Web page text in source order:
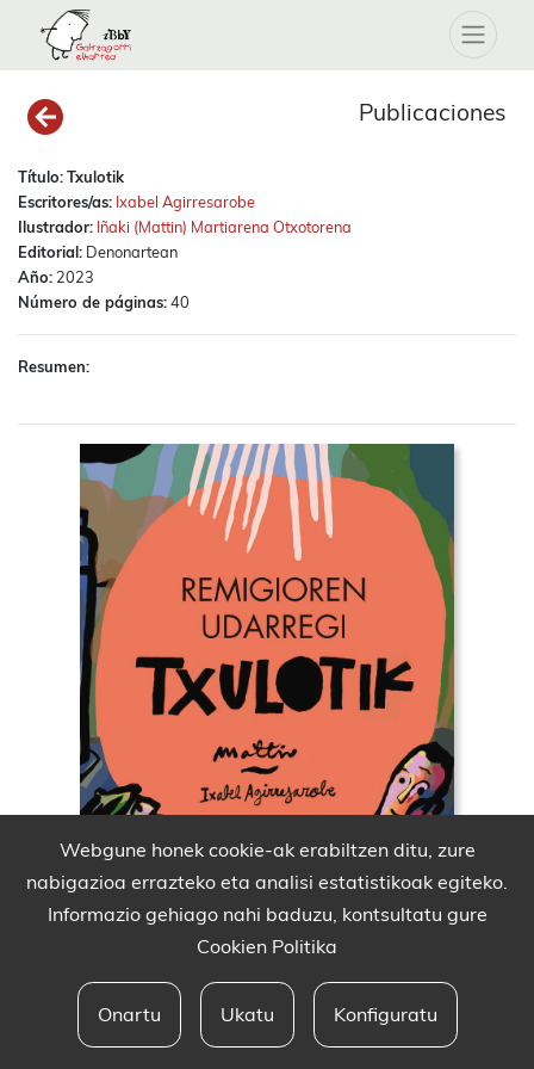
Publicaciones
Título:Txulotik
Escritores/as: Ixabel Agirresarobe
Ilustrador: Iñaki (Mattin) Martiarena Otxotorena
Editorial: Denonartean
Año: 2023
Número de páginas:40
Resumen:
Webgune honek cookie-ak erabiltzen ditu, zure
nabigazioa errazteko eta analisi estatistikoak egiteko.
Informazio gehiago nahi baduzu, kontsultatu gure
Cookien Politika
Onartu Ukatu Konfiguratu